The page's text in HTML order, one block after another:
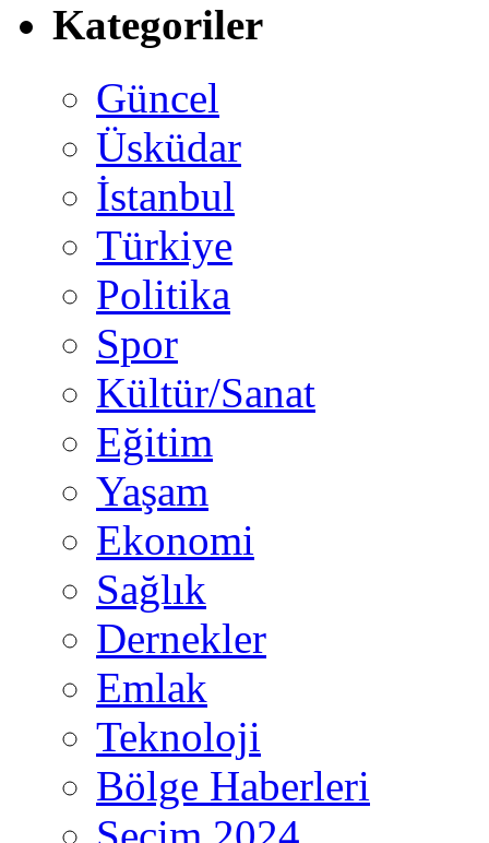
Kategoriler
Güncel
Üsküdar
İstanbul
Türkiye
Politika
Spor
Kültür/Sanat
Eğitim
Yaşam
Ekonomi
Sağlık
Dernekler
Emlak
Teknoloji
Bölge Haberleri